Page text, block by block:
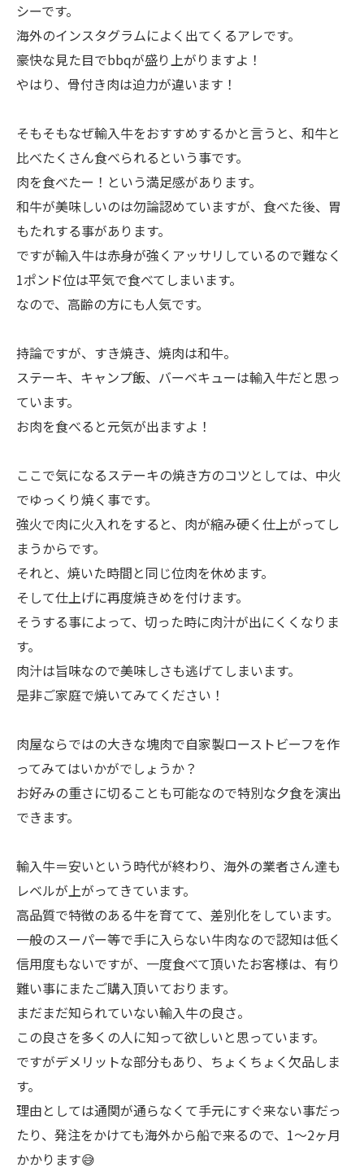
シーです。
海外のインスタグラムによく出てくるアレです。
豪快な見た目でbbqが盛り上がりますよ！
やはり、骨付き肉は迫力が違います！
そもそもなぜ輸入牛をおすすめするかと言うと、和牛と
比べたくさん食べられるという事です。
肉を食べたー！という満足感があります。
和牛が美味しいのは勿論認めていますが、食べた後、胃
もたれする事があります。
ですが輸入牛は赤身が強くアッサリしているので難なく
1ポンド位は平気で食べてしまいます。
なので、高齢の方にも人気です。
持論ですが、すき焼き、焼肉は和牛。
ステーキ、キャンプ飯、バーベキューは輸入牛だと思っ
ています。
お肉を食べると元気が出ますよ！
ここで気になるステーキの焼き方のコツとしては、中火
でゆっくり焼く事です。
強火で肉に火入れをすると、肉が縮み硬く仕上がってし
まうからです。
それと、焼いた時間と同じ位肉を休めます。
そして仕上げに再度焼きめを付けます。
そうする事によって、切った時に肉汁が出にくくなりま
す。
肉汁は旨味なので美味しさも逃げてしまいます。
是非ご家庭で焼いてみてください！
肉屋ならではの大きな塊肉で自家製ローストビーフを作
ってみてはいかがでしょうか？
お好みの重さに切ることも可能なので特別な夕食を演出
できます。
輸入牛＝安いという時代が終わり、海外の業者さん達も
レベルが上がってきています。
高品質で特徴のある牛を育てて、差別化をしています。
一般のスーパー等で手に入らない牛肉なので認知は低く
信用度もないですが、一度食べて頂いたお客様は、有り
難い事にまたご購入頂いております。
まだまだ知られていない輸入牛の良さ。
この良さを多くの人に知って欲しいと思っています。
ですがデメリットな部分もあり、ちょくちょく欠品しま
す。
理由としては通関が通らなくて手元にすぐ来ない事だっ
たり、発注をかけても海外から船で来るので、1〜2ヶ月
かかります😅